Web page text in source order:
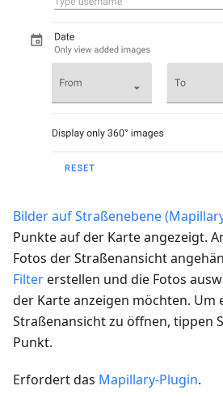
Bilder auf Straßenebene
Punkte auf der Karte angezeigt.
Fotos der Straßenansicht
Filtererstellen und die Fotos
der Karte anzeigen möchten. Um
Straßenansicht zu öffnen, tippen
Punkt.
Erfordert das Mapillary-Plugin.